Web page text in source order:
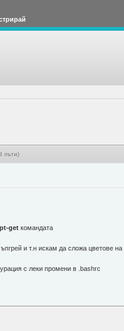
пъти)
get командата
и т.н искам да сложа цветове
с леки промени в .bashrc